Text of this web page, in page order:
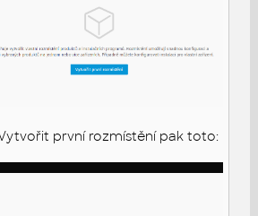
první rozmístění pak toto: